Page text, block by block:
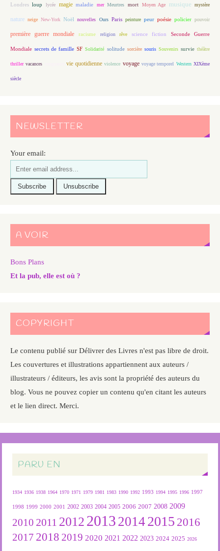
Londres loup lycée magie maladie mer Meurtres mort Moyen Age musique mystère
nature neige New-York Noël nouvelles Ours Paris peinture peur poésie policier pouvoir
première guerre mondiale racisme religion rêve science fiction Seconde Guerre
Mondiale secrets de famille SF Solidarité solitude sorcière souris Souvenirs survie théâtre
thriller vacances vie quotidienne violence voyage voyage temporel Western XIXème
siècle
NEWSLETTER
Your email:
A VOIR
Bons Plans
Et la pub, elle est où ?
COPYRIGHT
Le contenu publié sur Délivrer des Livres n'est pas libre de droit.
Les couvertures et illustrations appartiennent aux auteurs /
illustrateurs / éditeurs, les avis sont la propriété des auteurs du
blog. Vous ne pouvez copier un contenu qu'en citant les auteurs
et le lien direct. Merci.
PARU EN
1934 1936 1938 1964 1970 1971 1979 1981 1983 1990 1992 1993 1994 1995 1996 1997
1998 1999 2000 2001 2002 2003 2004 2005 2006 2007 2008 2009
2010 2011 2012 2013 2014 2015 2016
2017 2018 2019 2020 2021 2022 2023 2024 2025 2026